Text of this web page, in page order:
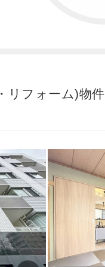
フォーム)物